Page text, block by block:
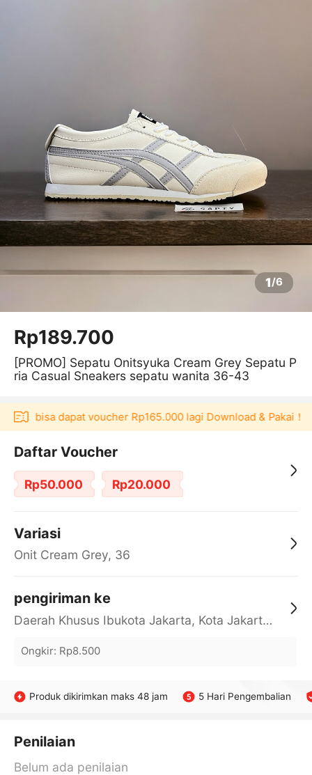
1/6
Rp189.700
[PROMO] Sepatu Onitsyuka Cream Grey Sepatu P
ria Casual Sneakers sepatu wanita 36-43
bisa dapat voucher Rp165.000 lagi Download & Pakai！
Daftar Voucher
Rp50.000 Rp20.000
Variasi
Onit Cream Grey, 36
pengiriman ke
Daerah Khusus Ibukota Jakarta, Kota Jakarta Barat, Cengkareng, yy
Ongkir: Rp8.500
Produk dikirimkan maks 48 jam 5 Hari Pengembalian
Penilaian
Belum ada penilaian